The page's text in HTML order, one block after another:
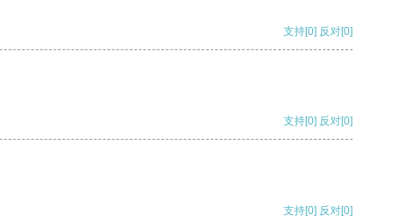
支持[0] 反对[0]
支持[0] 反对[0]
支持[0] 反对[0]